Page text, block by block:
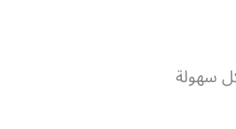
سهولة